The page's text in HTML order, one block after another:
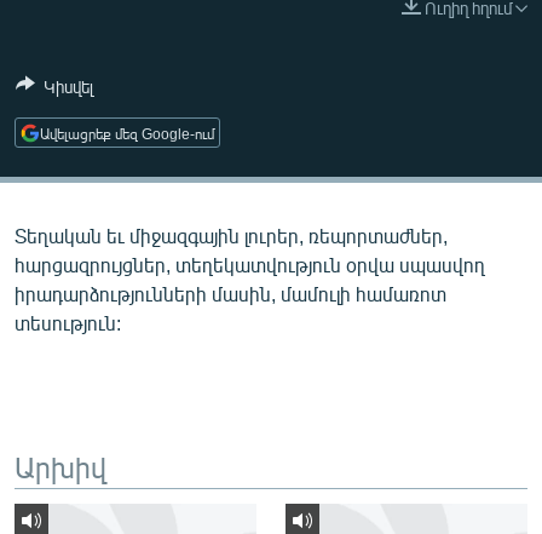
ՄԵԿՆԱԲԱՆՈՒԹՅՈՒՆ
ԿՈՐՈՆԱՎԻՐՈՒՍ
ԱՐԽԻՎ
ՏԵՍԱՆՅՈՒԹԵՐ
ՓՈԴՔԱՍԹ
Հայերեն
Ուղիղ հղում
Կիսվել
Ավելացրեք մեզ Google-ում
Տեղական եւ միջազգային լուրեր, ռեպորտաժներ,
հարցազրույցներ, տեղեկատվություն օրվա սպասվող
իրադարձությունների մասին, մամուլի համառոտ
տեսություն:
Արխիվ